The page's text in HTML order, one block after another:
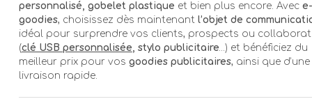
personnalisé, gobelet plastique et bien plus encore. Avec e-
goodies, choisissez dès maintenant l’objet de
idéal pour surprendre vos clients, prospects ou
(clé USB personnalisée, stylo publicitaire…) et bénéficiez du
meilleur prix pour vos goodies publicitaires, ainsi que d’une
livraison rapide.